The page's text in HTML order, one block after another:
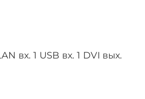
вх. 1 USB вх. 1 DVI вых.